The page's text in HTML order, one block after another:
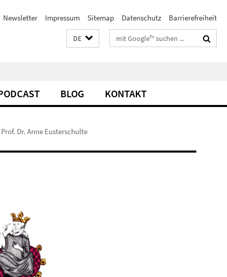
Newsletter Impressum Sitemap Datenschutz Barrierefreiheit
DE Suchbegriffe
BLOG KONTAKT
Prof. Dr. Anne Eusterschulte